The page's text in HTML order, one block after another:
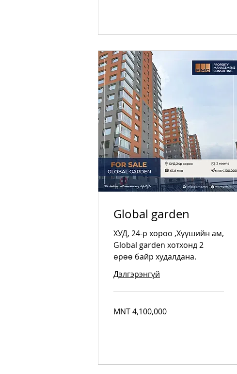
Global garden
ХУД, 24-р хороо ,Хүүшийн ам,
Global garden хотхонд 2
өрөө байр худалдана.
Дэлгэрэнгүй
Mongolian
MNT 4,100,000